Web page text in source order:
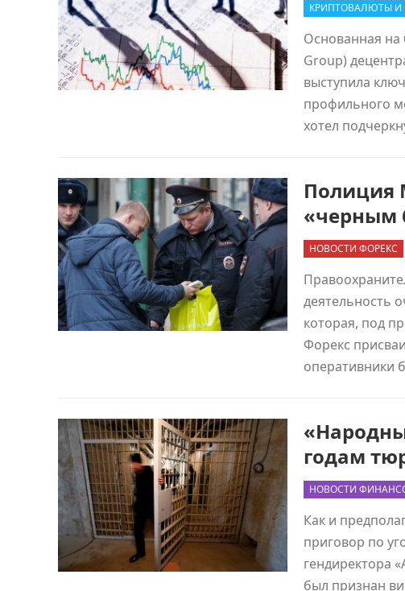
КРИПТОВАЛЮТЫ И
Oснованная
Group)
выступила
профильного
хотел
Полиция
«черным
НОВОСТИ ФОРЕКС
деятельность
которая, под
Форекс
оперативники
годам
НОВОСТИ
Как и
приговор по
гендиректора
был признан